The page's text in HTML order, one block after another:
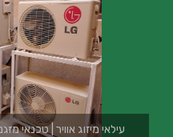
עילאי מיזוג אוויר | טכנאי